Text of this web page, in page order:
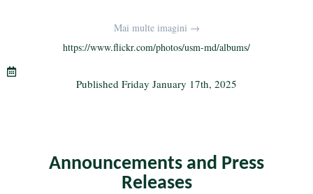
r a
m
ailre
Mai multe imagini →
https://www.flickr.com/photos/usm-md/albums/
Published Friday January 17th, 2025
Announcements and Press
Releases